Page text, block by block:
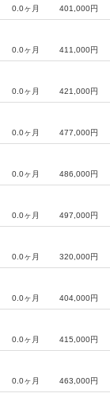
0.0ヶ月 401,000円
0.0ヶ月 411,000円
0.0ヶ月 421,000円
0.0ヶ月 477,000円
0.0ヶ月 486,000円
0.0ヶ月 497,000円
0.0ヶ月 320,000円
0.0ヶ月 404,000円
0.0ヶ月 415,000円
0.0ヶ月 463,000円